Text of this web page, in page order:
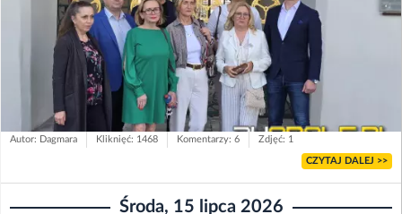
Autor: Dagmara Kliknięć: 1468 Komentarzy: 6 Zdjęć: 1
CZYTAJ DALEJ >>
Środa, 15 lipca 2026